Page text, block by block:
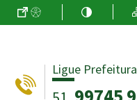
Ir para o
AcessibilidadeAlto
Ligue Prefeitura